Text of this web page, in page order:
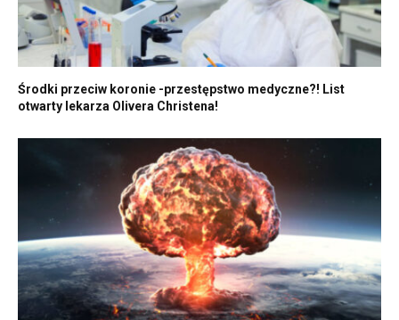
Środki przeciw koronie -przestępstwo medyczne?! List
otwarty lekarza Olivera Christena!